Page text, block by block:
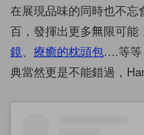
在展現品味的同時也不忘
百，發揮出更多無限可能
鏡
療癒的枕頭包….等等
典當然更是不能錯過，